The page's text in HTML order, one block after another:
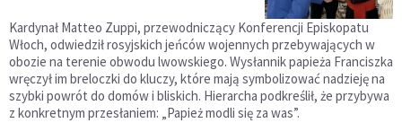
Kardynał Matteo Zuppi, przewodniczący Konferencji Episkopatu
Włoch, odwiedził rosyjskich jeńców wojennych przebywających w
obozie na terenie obwodu lwowskiego. Wysłannik papieża Franciszka
wręczył im breloczki do kluczy, które mają symbolizować nadzieję na
szybki powrót do domów i bliskich. Hierarcha podkreślił, że przybywa
z konkretnym przesłaniem: „Papież modli się za was”.